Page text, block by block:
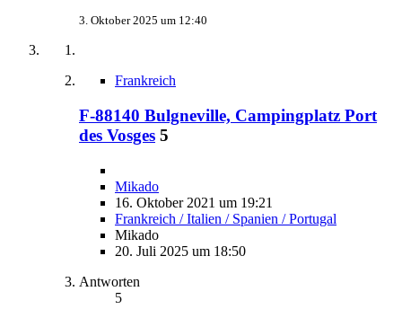
3. Oktober 2025 um 12:40
Frankreich
F-88140 Bulgneville, Campingplatz Port
des Vosges 5
Mikado
16. Oktober 2021 um 19:21
Frankreich / Italien / Spanien / Portugal
Mikado
20. Juli 2025 um 18:50
Antworten
5